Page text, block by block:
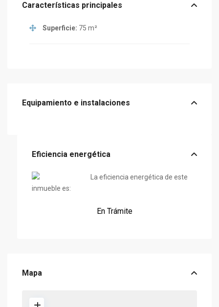
Características principales
Superficie: 75 m²
Equipamiento e instalaciones
Eficiencia energética
La eficiencia energética de este
inmueble es:
En Trámite
Mapa